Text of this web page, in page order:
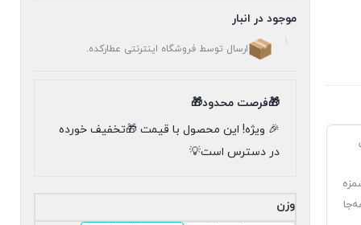
موجود در انبار
ارسال توسط فروشگاه اینترنتی عطارکده.
🎁فرصت محدود🎁
🎉 ویژه! این محصول با قیمت 🎁تخفیف خورده
در دسترس است💡
وزن